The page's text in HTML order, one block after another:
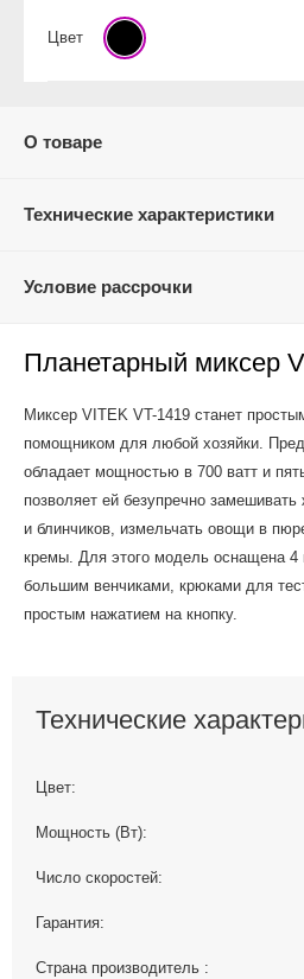
Цвет
О товаре
Технические характеристики
Условие рассрочки
Планетарный миксер
Миксер VITEK VT-1419 станет
помощником для любой хозяйки.
обладает мощностью в 700 ватт и
позволяет ей безупречно
и блинчиков, измельчать овощи в
кремы. Для этого модель оснащена
большим венчиками, крюками для
простым нажатием на кнопку.
Технические
Цвет:
Мощность (Вт):
Число скоростей:
Гарантия:
Страна производитель :